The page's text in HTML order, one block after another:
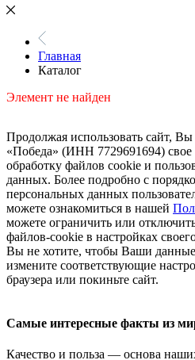
Главная
Каталог
Элемент не найден
Продолжая использовать сайт,
«Победа» (ИНН 7729691694) свое
обработку файлов cookie и
данных. Более подробно с
персональных данных
можете ознакомиться в нашей
можете ограничить или
файлов-cookie в настройках
Вы не хотите, чтобы Ваши данные
измените соответствующие
браузера или покиньте сайт.
Самые интересные факты из
Качество и польза — основа